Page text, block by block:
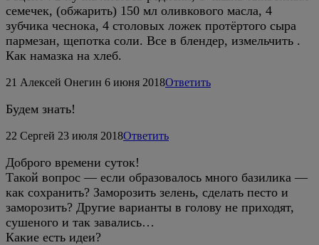
семечек, (обжарить) 150 мл оливкового масла, 4
зубчика чеснока, 4 столовых ложек протёртого сыра
пармезан, щепотка соли. Все в блендер, измельчить .
Как намазка на хлеб.
21 Алексей Онегин 6 июня 2018Ответить
Будем знать!
22 Сергей 23 июля 2018Ответить
Доброго времени суток!
Такой вопрос — если образовалось много базилика —
как сохранить? Заморозить зелень, сделать песто и
заморозить? Другие варианты в голову не приходят,
сушеного и так завались…
Какие есть идеи?